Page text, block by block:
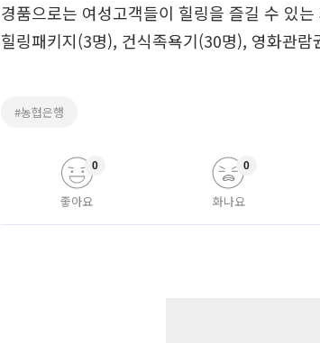
경품으로는 여성고객들이 힐링을 즐길 수 있
힐링패키지(3명), 건식족욕기(30명), 영화관
#농협은행
좋아요
0
화나요
0